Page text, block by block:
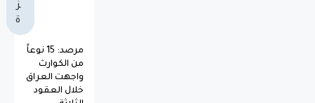
ز
ة
مرصد: 15 نوعاً
من الكوارث
واجهت العراق
خلال العقود